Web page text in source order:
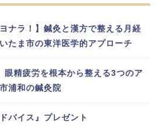
ナラ！】鍼灸と漢方で整える月経
たま市の東洋医学的アプローチ
眼精疲労を根本から整える3つのア
浦和の鍼灸院
バイス』プレゼント